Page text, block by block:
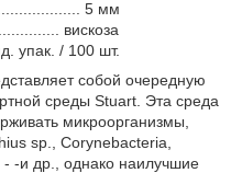
5 мм
вискоза
упак. / 100 шт.
собой очередную
среды Stuart. Эта среда
микроорганизмы,
sp., Corynebacteria,
-и др., однако наилучшие